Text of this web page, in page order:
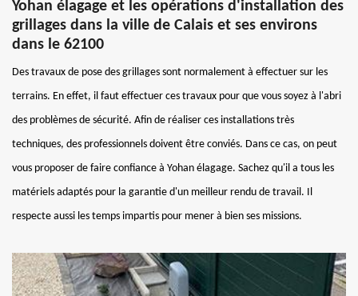
Yohan élagage et les opérations d'installation des
grillages dans la ville de Calais et ses environs
dans le 62100
Des travaux de pose des grillages sont normalement à effectuer sur les
terrains. En effet, il faut effectuer ces travaux pour que vous soyez à l'abri
des problèmes de sécurité. Afin de réaliser ces installations très
techniques, des professionnels doivent être conviés. Dans ce cas, on peut
vous proposer de faire confiance à Yohan élagage. Sachez qu'il a tous les
matériels adaptés pour la garantie d'un meilleur rendu de travail. Il
respecte aussi les temps impartis pour mener à bien ses missions.